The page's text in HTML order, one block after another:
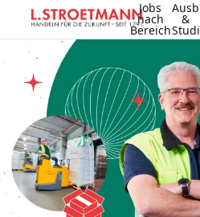
Jobs
nach
Bereich
&